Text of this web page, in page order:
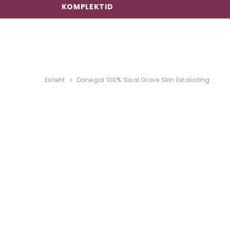
KOMPLEKTID
Esileht Donegal 100% Sisal Glove Skin Exfoliating